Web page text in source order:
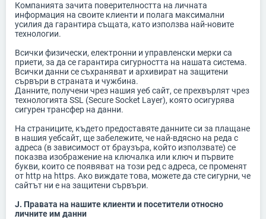
Компанията зачита поверителността на личната
информация на своите клиенти и полага максимални
усилия да гарантира същата, като използва най-новите
технологии.
Всички физически, електронни и управленски мерки са
приети, за да се гарантира сигурността на нашата система.
Всички данни се съхраняват и архивират на защитени
сървъри в страната и чужбина.
Данните, получени чрез нашия уеб сайт, се прехвърлят чрез
технологията SSL (Secure Socket Layer), която осигурява
сигурен трансфер на данни.
На страниците, където предоставяте данните си за плащане
в нашия уебсайт, ще забележите, че най-вдясно на реда с
адреса (в зависимост от браузъра, който използвате) се
показва изображение на ключалка или ключ и първите
букви, които се появяват на този ред с адреса, се променят
от http на https. Ако виждате това, можете да сте сигурни, че
сайтът ни е на защитени сървъри.
J. Правата на нашите клиенти и посетители относно
личните им данни